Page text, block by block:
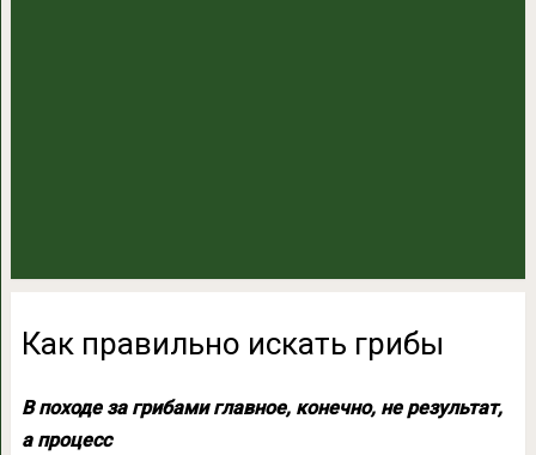
Как правильно искать грибы
В походе за грибами главное, конечно, не результат,
а процесс